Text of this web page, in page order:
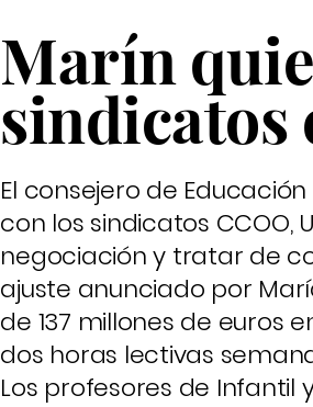
Marín
sindicatos
El consejero de
con los sindicatos CCOO,
negociación y tratar de
ajuste anunciado por
de 137 millones de euros
dos horas lectivas
Los profesores de Infantil